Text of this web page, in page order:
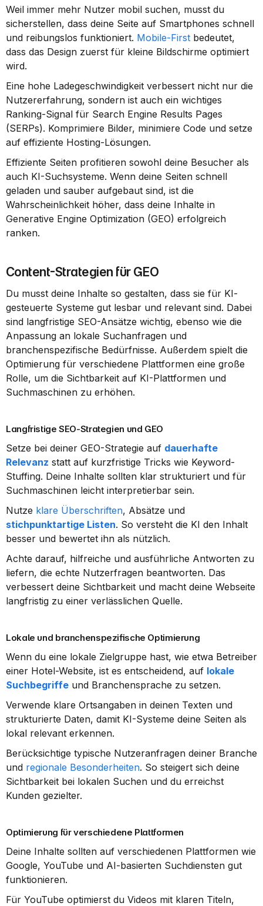
Weil immer mehr Nutzer mobil suchen, musst du
sicherstellen, dass deine Seite auf Smartphones schnell
und reibungslos funktioniert. Mobile-First bedeutet,
dass das Design zuerst für kleine Bildschirme optimiert
wird.
Eine hohe Ladegeschwindigkeit verbessert nicht nur die
Nutzererfahrung, sondern ist auch ein wichtiges
Ranking-Signal für Search Engine Results Pages
(SERPs). Komprimiere Bilder, minimiere Code und setze
auf effiziente Hosting-Lösungen.
Effiziente Seiten profitieren sowohl deine Besucher als
auch KI-Suchsysteme. Wenn deine Seiten schnell
geladen und sauber aufgebaut sind, ist die
Wahrscheinlichkeit höher, dass deine Inhalte in
Generative Engine Optimization (GEO) erfolgreich
ranken.
Content-Strategien für GEO
Du musst deine Inhalte so gestalten, dass sie für KI-
gesteuerte Systeme gut lesbar und relevant sind. Dabei
sind langfristige SEO-Ansätze wichtig, ebenso wie die
Anpassung an lokale Suchanfragen und
branchenspezifische Bedürfnisse. Außerdem spielt die
Optimierung für verschiedene Plattformen eine große
Rolle, um die Sichtbarkeit auf KI-Plattformen und
Suchmaschinen zu erhöhen.
Langfristige SEO-Strategien und GEO
Setze bei deiner GEO-Strategie auf dauerhafte
Relevanz statt auf kurzfristige Tricks wie Keyword-
Stuffing. Deine Inhalte sollten klar strukturiert und für
Suchmaschinen leicht interpretierbar sein.
Nutze klare Überschriften
stichpunktartige Listen. So versteht die KI den Inhalt
besser und bewertet ihn als nützlich.
Achte darauf, hilfreiche und ausführliche Antworten zu
liefern, die echte Nutzerfragen beantworten. Das
verbessert deine Sichtbarkeit und macht deine Webseite
langfristig zu einer verlässlichen Quelle.
Lokale und branchenspezifische Optimierung
Wenn du eine lokale Zielgruppe hast, wie etwa Betreiber
einer Hotel-Website, ist es entscheidend, auf lokale
Suchbegriffe und Branchensprache zu setzen.
Verwende klare Ortsangaben in deinen Texten und
strukturierte Daten, damit KI-Systeme deine Seiten als
lokal relevant erkennen.
Berücksichtige typische Nutzeranfragen deiner Branche
und regionale Besonderheiten. So steigert sich deine
Sichtbarkeit bei lokalen Suchen und du erreichst
Kunden gezielter.
Optimierung für verschiedene Plattformen
Deine Inhalte sollten auf verschiedenen Plattformen wie
Google, YouTube und AI-basierten Suchdiensten gut
funktionieren.
Für YouTube optimierst du Videos mit klaren Titeln,